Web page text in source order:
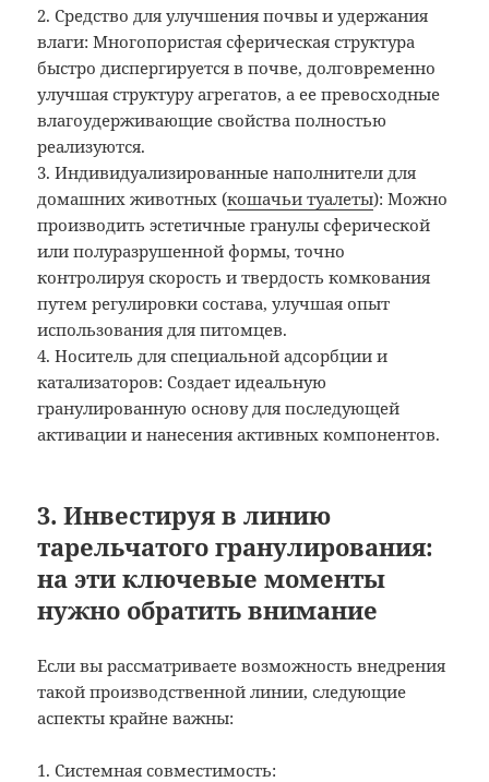
2. Средство для улучшения почвы и удержания
влаги: Многопористая сферическая структура
быстро диспергируется в почве, долговременно
улучшая структуру агрегатов, а ее превосходные
влагоудерживающие свойства полностью
реализуются.
3. Индивидуализированные наполнители для
домашних животных (кошачьи туалеты): Можно
производить эстетичные гранулы сферической
или полуразрушенной формы, точно
контролируя скорость и твердость комкования
путем регулировки состава, улучшая опыт
использования для питомцев.
4. Носитель для специальной адсорбции и
катализаторов: Создает идеальную
гранулированную основу для последующей
активации и нанесения активных компонентов.
3. Инвестируя в линию
тарельчатого гранулирования:
на эти ключевые моменты
нужно обратить внимание
Если вы рассматриваете возможность внедрения
такой производственной линии, следующие
аспекты крайне важны:
1. Системная совместимость: